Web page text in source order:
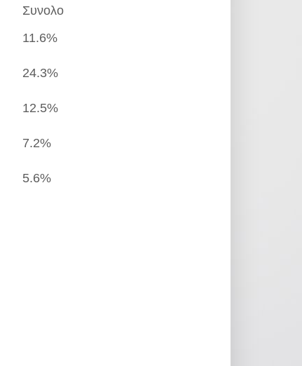
Συνολο
11.6%
24.3%
12.5%
7.2%
5.6%